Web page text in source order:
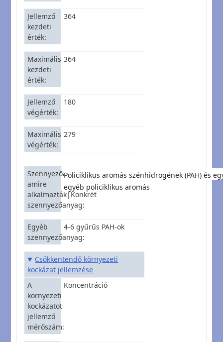
Jellemző
kezdeti
érték
364
Maximális
kezdeti
érték
364
Jellemző
végérték
180
Maximális
végérték
279
Szennyezőanyagcsoport,
amire
alkalmazták|Konkrét
szennyezőanyag
Policiklikus aromás szénhidrogének (PAH) és
egyéb policiklikus aromás
Egyéb
szennyezőanyag
4-6 gyűrűs PAH-ok
Csökkentendő környezeti
kockázat jellemzése
A
környezeti
kockázatot
jellemző
mérőszám
Koncentráció